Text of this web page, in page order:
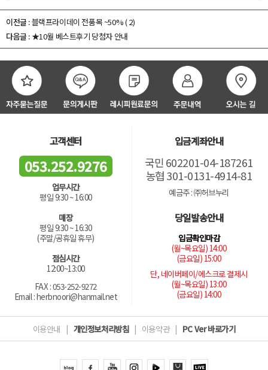
이전글 :블랙프라이데이 전품목 ~50% ( 2)
다음글 :★10월 베스트후기 당첨자 안내
고객센터
053.252.9276
업무시간
평일 9:30 ~ 16:00
매장
평일 9:30 ~ 16:30
(주말/공휴일 휴무)
점심시간
12:00~13:00
FAX : 053-252-9272
Email : herbnoori@hanmail.net
입금계좌안내
국민 602201-04-187261
농협 301-0131-4914-81
예금주 : ㈜허브누리
당일발송안내
입금확인마감
(월~목요일) 14:00
(금요일) 15:00
단, 네이버페이/에스크로 결제시
(월~목요일) 13:00
(금요일) 14:00
이용안내 | 개인정보처리방침 | 이용약관 | PC Ver 바로가기